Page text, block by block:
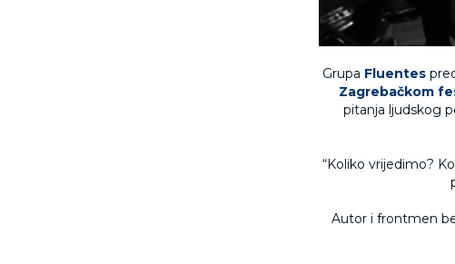
Grupa Fluentes
Zagrebačkom
pitanja ljudskog
“Koliko vrijedimo?
Autor i frontmen